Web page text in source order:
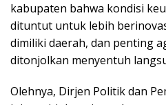
kabupaten bahwa kondisi
dituntut untuk lebih
dimiliki daerah, dan penting
ditonjolkan menyentuh
Olehnya, Dirjen Politik dan